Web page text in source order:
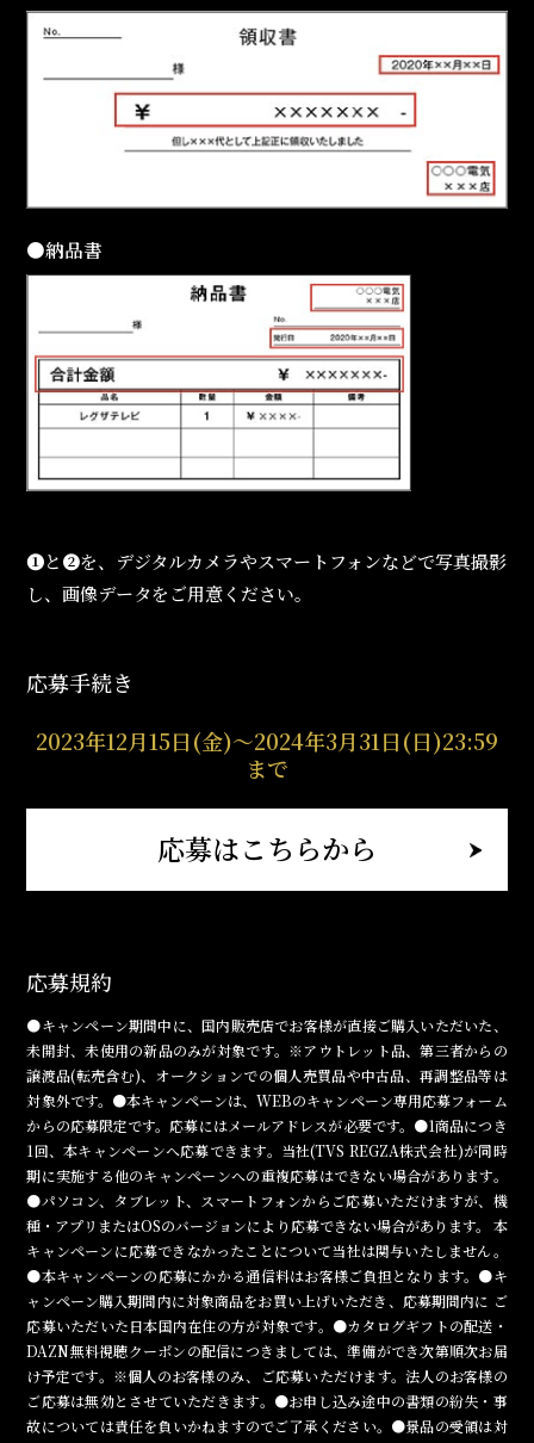
●納品書
❶と❷を、デジタルカメラやスマートフォンなどで写真撮影
し、画像データをご用意ください。
応募手続き
2023年12⽉15日(金)～2024年3月31日(日)23:59
まで
応募はこちらから
応募規約
●キャンペーン期間中に、国内販売店でお客様が直接ご購入いただいた、
未開封、未使用の新品のみが対象です。※アウトレット品、第三者からの
譲渡品(転売含む)、オークションでの個人売買品や中古品、再調整品等は
対象外です。●本キャンペーンは、WEBのキャンペーン専用応募フォーム
からの応募限定です。応募にはメールアドレスが必要です。●1商品につき
1回、本キャンペーンへ応募できます。当社(TVS REGZA株式会社)が同時
期に実施する他のキャンペーンへの重複応募はできない場合があります。
●パソコン、タブレット、スマートフォンからご応募いただけますが、機
種・アプリまたはOSのバージョンにより応募できない場合があります。 本
キャンペーンに応募できなかったことについて当社は関与いたしません。
●本キャンペーンの応募にかかる通信料はお客様ご負担となります。●キ
ャンペーン購入期間内に対象商品をお買い上げいただき、応募期間内に ご
応募いただいた日本国内在住の方が対象です。●カタログギフトの配送・
DAZN無料視聴クーポンの配信につきましては、準備ができ次第順次お届
け予定です。※個人のお客様のみ、ご応募いただけます。法人のお客様の
ご応募は無効とさせていただきます。●お申し込み途中の書類の紛失・事
故については責任を負いかねますのでご了承ください。●景品の受領は対